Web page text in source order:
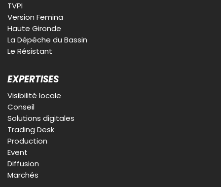
TVPI
Version Femina
Haute Gironde
La Dépêche du Bassin
Le Résistant
EXPERTISES
Visibilité locale
Conseil
Solutions digitales
Trading Desk
Production
Event
Diffusion
Marchés